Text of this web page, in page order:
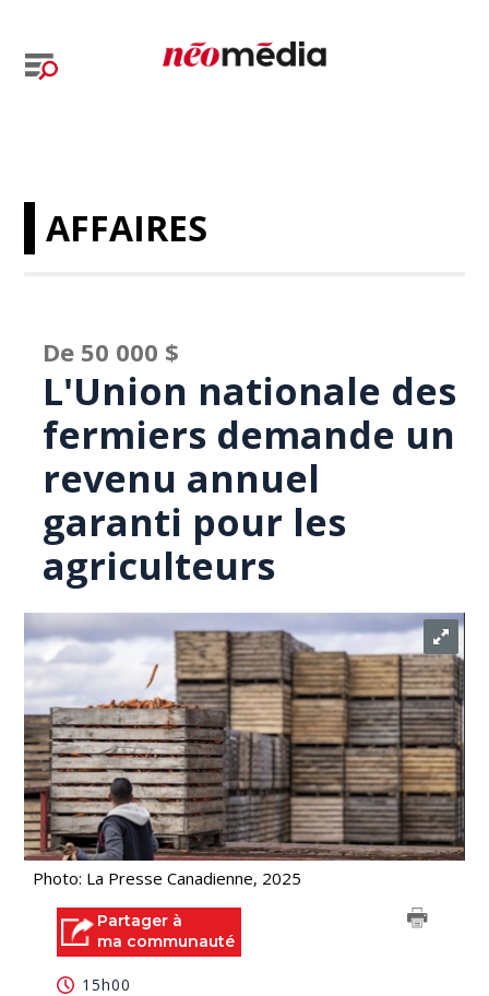
AFFAIRES
De 50 000 $
L'Union nationale des
fermiers demande un
revenu annuel
garanti pour les
agriculteurs
Photo: La Presse Canadienne, 2025
Partager à
ma communauté
15h00